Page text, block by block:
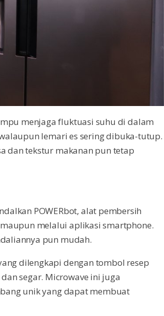
menjaga fluktuasi suhu di dalam
lemari es sering dibuka-tutup.
dan tekstur makanan pun tetap
POWERbot, alat pembersih
melalui aplikasi smartphone.
pun mudah.
dilengkapi dengan tombol resep
segar. Microwave ini juga
unik yang dapat membuat